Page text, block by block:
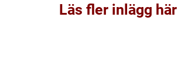
Läs fler inlägg här